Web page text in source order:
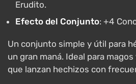
Erudito.
Efecto del Conjunto: +4
Un conjunto simple y útil para
un gran maná. Ideal para
que lanzan hechizos con